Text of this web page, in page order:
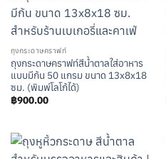
ถุงกระดาษคราฟท์
ถุงกระดาษคราฟท์สีน้ำตาลใส่อาหาร
แบบมีก้น 50 แกรม ขนาด 13x8x18
ซม. (พิมพ์โลโก้ได้)
฿900.00